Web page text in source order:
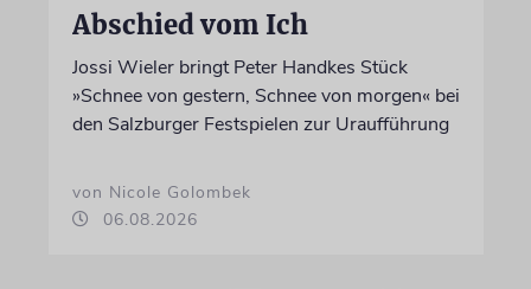
Abschied vom Ich
Jossi Wieler bringt Peter Handkes Stück
»Schnee von gestern, Schnee von morgen« bei
den Salzburger Festspielen zur Uraufführung
von Nicole Golombek
06.08.2026